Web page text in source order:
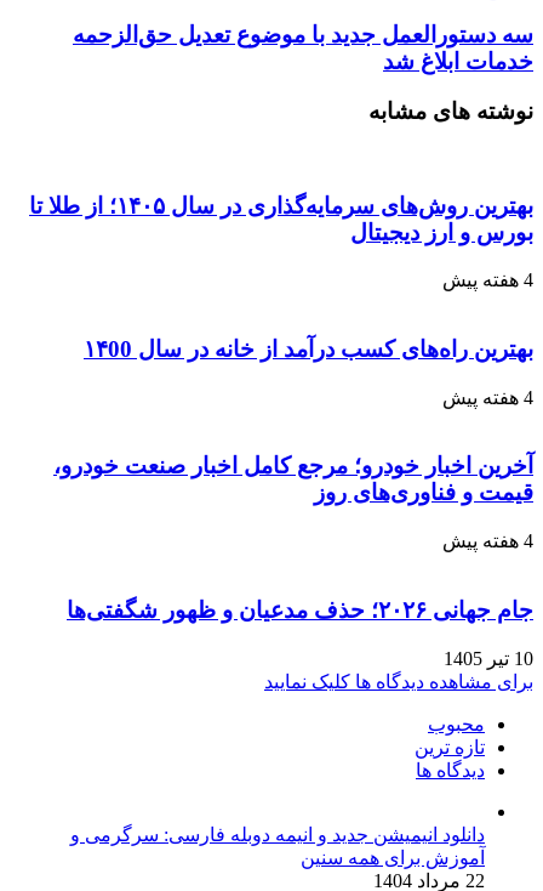
سه دستورالعمل جدید با موضوع تعدیل حق‌الزحمه
خدمات ابلاغ شد
نوشته های مشابه
بهترین روش‌های سرمایه‌گذاری در سال ۱۴۰۵؛ از طلا تا
بورس و ارز دیجیتال
4 هفته پیش
بهترین راه‌های کسب درآمد از خانه در سال ۱۴00
4 هفته پیش
آخرین اخبار خودرو؛ مرجع کامل اخبار صنعت خودرو،
قیمت و فناوری‌های روز
4 هفته پیش
جام جهانی ۲۰۲۶؛ حذف مدعیان و ظهور شگفتی‌ها
10 تیر 1405
برای مشاهده دیدگاه ها کلیک نمایید
محبوب
تازه ترین
دیدگاه ها
دانلود انیمیشن جدید و انیمه دوبله فارسی: سرگرمی و
آموزش برای همه سنین
22 مرداد 1404